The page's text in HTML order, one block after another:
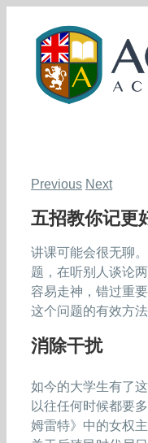
content
Previous Next
五招教你记更
讲课可能会很无聊
题，在听别人谈论
容易走神，错过重
这个问题的有效方
消除干扰
如今的大学生有了
以往任何时候都要
姆雷特》中的女权